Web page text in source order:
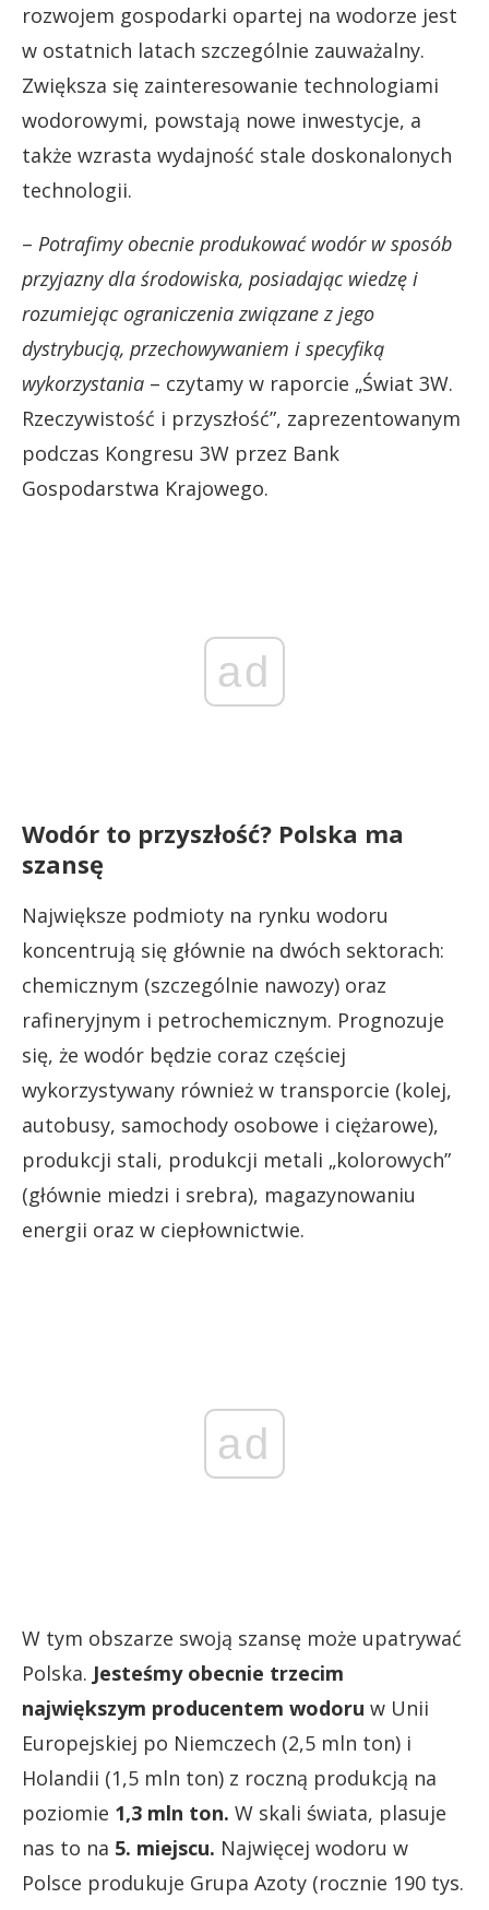
rozwojem gospodarki opartej na wodorze jest
w ostatnich latach szczególnie zauważalny.
Zwiększa się zainteresowanie technologiami
wodorowymi, powstają nowe inwestycje, a
także wzrasta wydajność stale doskonalonych
technologii.
– Potrafimy obecnie produkować wodór w sposób
przyjazny dla środowiska, posiadając wiedzę i
rozumiejąc ograniczenia związane z jego
dystrybucją, przechowywaniem i specyfiką
wykorzystania – czytamy w raporcie „Świat 3W.
Rzeczywistość i przyszłość”, zaprezentowanym
podczas Kongresu 3W przez Bank
Gospodarstwa Krajowego.
ad
Wodór to przyszłość? Polska ma
szansę
Największe podmioty na rynku wodoru
koncentrują się głównie na dwóch sektorach:
chemicznym (szczególnie nawozy) oraz
rafineryjnym i petrochemicznym. Prognozuje
się, że wodór będzie coraz częściej
wykorzystywany również w transporcie (kolej,
autobusy, samochody osobowe i ciężarowe),
produkcji stali, produkcji metali „kolorowych”
(głównie miedzi i srebra), magazynowaniu
energii oraz w ciepłownictwie.
ad
W tym obszarze swoją szansę może upatrywać
Polska. Jesteśmy obecnie trzecim
największym producentem wodoru w Unii
Europejskiej po Niemczech (2,5 mln ton) i
Holandii (1,5 mln ton) z roczną produkcją na
poziomie 1,3 mln ton. W skali świata, plasuje
nas to na 5. miejscu. Najwięcej wodoru w
Polsce produkuje Grupa Azoty (rocznie 190 tys.